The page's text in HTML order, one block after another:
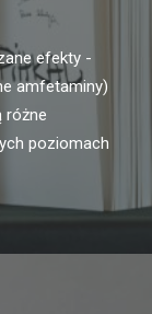
efekty -
amfetaminy)
różne
poziomach